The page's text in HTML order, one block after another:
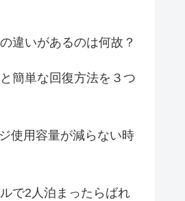
違いがあるのは何故？
簡単な回復方法を３つ
使用容量が減らない時
で2人泊まったらばれ